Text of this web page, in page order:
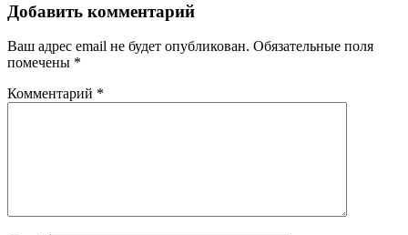
Добавить комментарий
Ваш адрес email не будет опубликован. Обязательные поля
помечены *
Комментарий *